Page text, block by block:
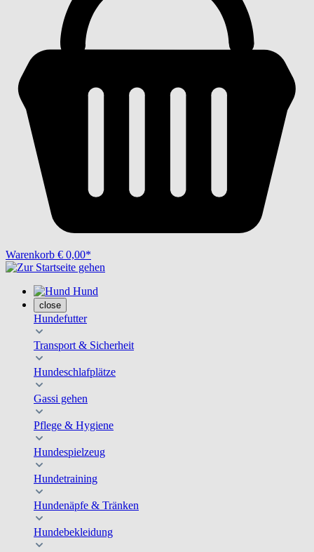
Warenkorb € 0,00*
Hund
close
Hundefutter
Transport & Sicherheit
Hundeschlafplätze
Gassi gehen
Pflege & Hygiene
Hundespielzeug
Hundetraining
Hundenäpfe & Tränken
Hundebekleidung